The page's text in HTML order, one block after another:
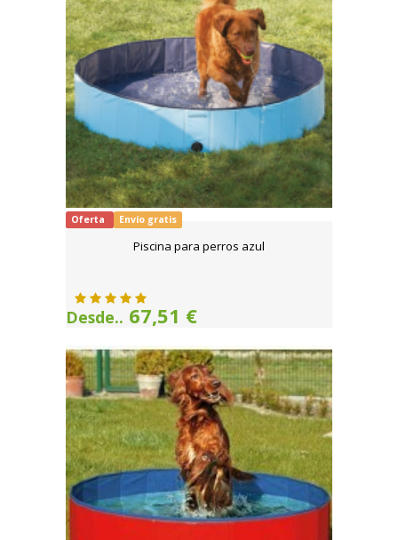
Oferta Envío gratis
Piscina para perros azul
Desde.. 67,51 €